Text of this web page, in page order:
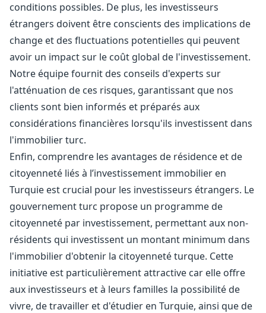
conditions possibles. De plus, les investisseurs
étrangers doivent être conscients des implications de
change et des fluctuations potentielles qui peuvent
avoir un impact sur le coût global de l'investissement.
Notre équipe fournit des conseils d'experts sur
l'atténuation de ces risques, garantissant que nos
clients sont bien informés et préparés aux
considérations financières lorsqu'ils investissent dans
l'immobilier turc.
Enfin, comprendre les avantages de résidence et de
citoyenneté liés à l’investissement immobilier en
Turquie est crucial pour les investisseurs étrangers. Le
gouvernement turc propose un programme de
citoyenneté par investissement, permettant aux non-
résidents qui investissent un montant minimum dans
l'immobilier d'obtenir la citoyenneté turque. Cette
initiative est particulièrement attractive car elle offre
aux investisseurs et à leurs familles la possibilité de
vivre, de travailler et d'étudier en Turquie, ainsi que de